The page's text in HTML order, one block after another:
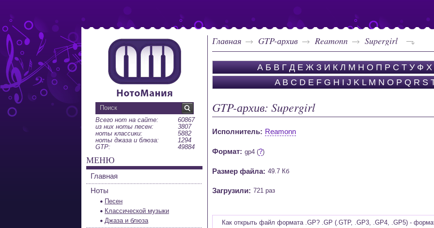
Главная GTP-архив Reamonn Supergirl
А Б В Г Д Е Ж З И К Л М Н О П Р С Т У Ф Х
A B C D E F G H I J K L M N O P Q R S
GTP-архив: Supergirl
Исполнитель: Reamonn
Формат: gp4 (?)
Размер файла: 49.7 Кб
Загрузили: 721 раз
Как открыть файл формата .GP? .GP (.GTP, .GP3, .GP4, .GP5) -
Всего нот на сайте:
60867
из них ноты песен:
3807
ноты классики:
5882
ноты джаза и блюза:
1294
GTP:
49884
МЕНЮ
Главная
Ноты
Песен
Классической музыки
Джаза и блюза